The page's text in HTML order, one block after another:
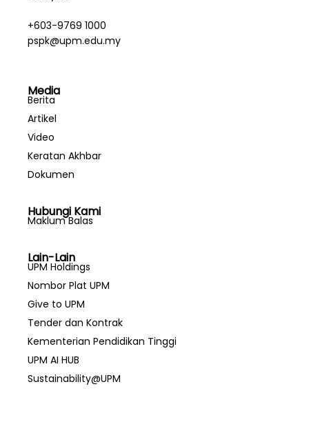
+603-9769 1000
pspk@upm.edu.my
Media
Berita
Artikel
Video
Keratan Akhbar
Dokumen
Hubungi Kami
Maklum Balas
Lain-Lain
UPM Holdings
Nombor Plat UPM
Give to UPM
Tender dan Kontrak
Kementerian Pendidikan Tinggi
UPM AI HUB
Sustainability@UPM